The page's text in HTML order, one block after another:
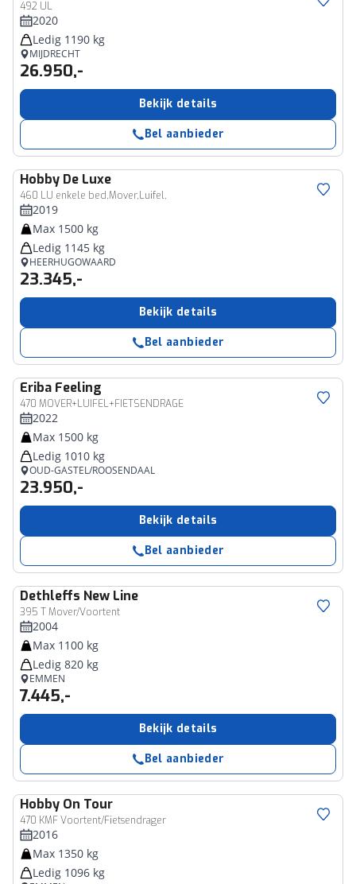
492 UL
2020
Ledig 1190 kg
MIJDRECHT
26.950,-
Bekijk details
Bel aanbieder
Hobby De Luxe
460 LU enkele bed,Mover,Luifel,
2019
Max 1500 kg
Ledig 1145 kg
HEERHUGOWAARD
23.345,-
Bekijk details
Bel aanbieder
Eriba Feeling
470 MOVER+LUIFEL+FIETSENDRAGE
2022
Max 1500 kg
Ledig 1010 kg
OUD-GASTEL/ROOSENDAAL
23.950,-
Bekijk details
Bel aanbieder
Dethleffs New Line
395 T Mover/Voortent
2004
Max 1100 kg
Ledig 820 kg
EMMEN
7.445,-
Bekijk details
Bel aanbieder
Hobby On Tour
470 KMF Voortent/Fietsendrager
2016
Max 1350 kg
Ledig 1096 kg